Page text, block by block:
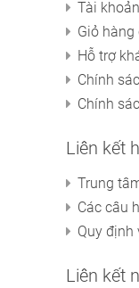
Tài khoản
Giỏ hàng
Hỗ trợ
Chính
Chính
Liên kết
Trung
Các câu
Quy định
Liên kết